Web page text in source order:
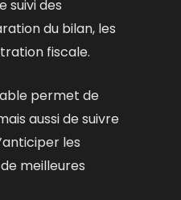
suivi des
du bilan, les
fiscale.
permet de
aussi de suivre
les
meilleures